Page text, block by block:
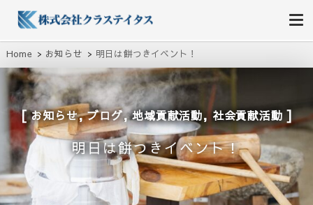
株式会社クラステイタス
地域のコミュニティーを大切にする企業
Home お知らせ 明日は餅つきイベント！
お知らせ,ブログ,地域貢献活動,社会貢献活動
明日は餅つきイベント！